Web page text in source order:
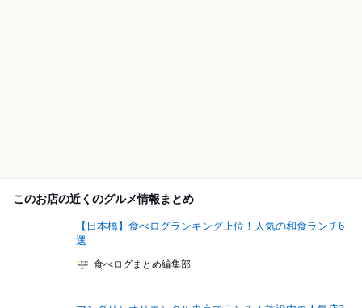
このお店の近くのグルメ情報まとめ
【日本橋】食べログランキング上位！人気の和食ランチ6
選
食べログまとめ編集部